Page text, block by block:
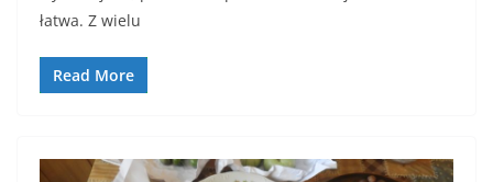
łatwa. Z wielu
Read More